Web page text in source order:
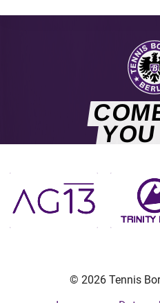
© 2026 Tennis